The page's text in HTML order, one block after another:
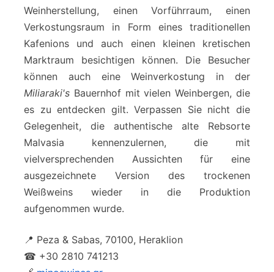
Weinherstellung, einen Vorführraum, einen
Verkostungsraum in Form eines traditionellen
Kafenions und auch einen kleinen kretischen
Marktraum besichtigen können. Die Besucher
können auch eine Weinverkostung in der
Miliaraki's Bauernhof mit vielen Weinbergen, die
es zu entdecken gilt. Verpassen Sie nicht die
Gelegenheit, die authentische alte Rebsorte
Malvasia kennenzulernen, die mit
vielversprechenden Aussichten für eine
ausgezeichnete Version des trockenen
Weißweins wieder in die Produktion
aufgenommen wurde.
📍 Peza & Sabas, 70100, Heraklion
☎ +30 2810 741213